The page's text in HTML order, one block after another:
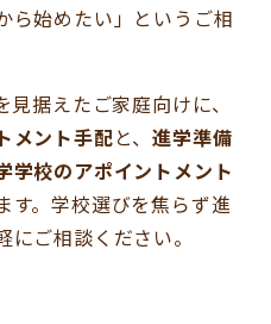
ら始めたい」というご相
据えたご家庭向けに、
メント手配と、進学準備
学校のアポイントメント
す。学校選びを焦らず進
ご相談ください。